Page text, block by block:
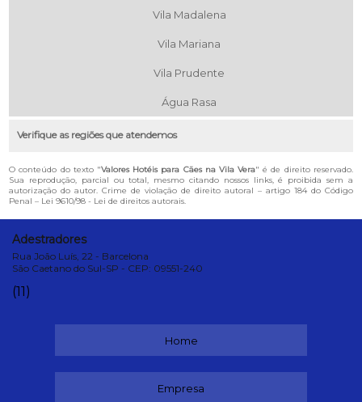
Vila Madalena
Vila Mariana
Vila Prudente
Água Rasa
Verifique as regiões que atendemos
O conteúdo do texto "Valores Hotéis para Cães na Vila Vera" é de direito reservado.
Sua reprodução, parcial ou total, mesmo citando nossos links, é proibida sem a
autorização do autor. Crime de violação de direito autoral – artigo 184 do Código
Penal – Lei 9610/98 - Lei de direitos autorais.
Adestradores
Rua João Luís, 22 - Barcelona
São Caetano do Sul-SP - CEP: 09551-240
(11)
Home
Empresa